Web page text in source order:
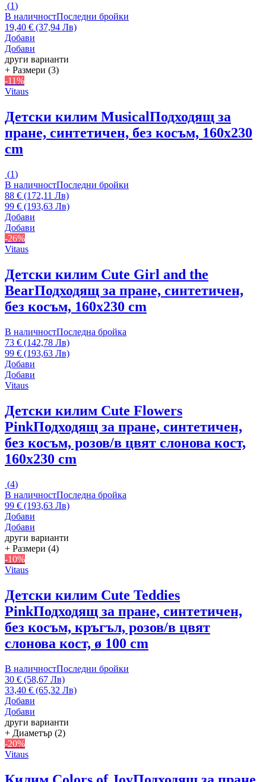
(1)
В наличностПоследни бройки
19,40 € (37,94 Лв)
Добави
Добави
други варианти
+ Размери (3)
-11%
Vitaus
Детски килим MusicalПодходящ за
пране, синтетичен, без косъм, 160x230
cm
(1)
В наличностПоследни бройки
88 € (172,11 Лв)
99 € (193,63 Лв)
Добави
Добави
-26%
Vitaus
Детски килим Cute Girl and the
BearПодходящ за пране, синтетичен,
без косъм, 160x230 cm
В наличностПоследна бройка
73 € (142,78 Лв)
99 € (193,63 Лв)
Добави
Добави
Vitaus
Детски килим Cute Flowers
PinkПодходящ за пране, синтетичен,
без косъм, розов/в цвят слонова кост,
160x230 cm
(4)
В наличностПоследна бройка
99 € (193,63 Лв)
Добави
Добави
други варианти
+ Размери (4)
-10%
Vitaus
Детски килим Cute Teddies
PinkПодходящ за пране, синтетичен,
без косъм, кръгъл, розов/в цвят
слонова кост, ø 100 cm
В наличностПоследни бройки
30 € (58,67 Лв)
33,40 € (65,32 Лв)
Добави
Добави
други варианти
+ Диаметър (2)
-20%
Vitaus